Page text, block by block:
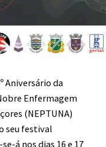
Aniversário da
Enfermagem
(NEPTUNA)
seu festival
á nos dias 16 e 17